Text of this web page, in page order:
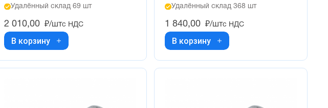
Удалённый склад 69 шт
2 010,00 ₽/штс НДС
В корзину
Удалённый склад 368 шт
1 840,00 ₽/штс НДС
В корзину